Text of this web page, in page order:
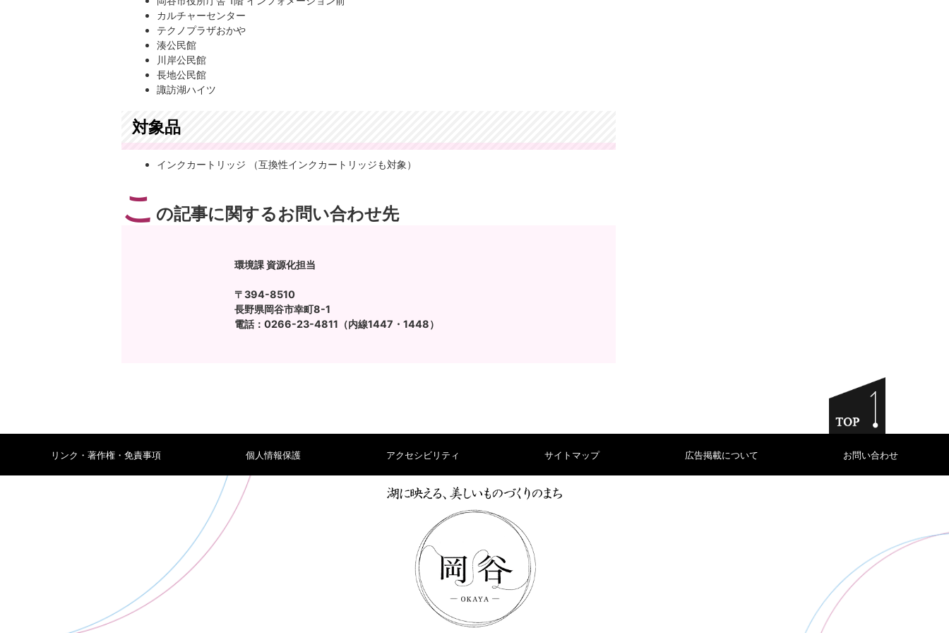
カルチャーセンター
テクノプラザおかや
湊公民館
川岸公民館
長地公民館
諏訪湖ハイツ
対象品
インクカートリッジ （互換性インクカートリッジも対象）
こ の記事に関するお問い合わせ先
環境課 資源化担当
〒394-8510
長野県岡谷市幸町8-1
電話：0266-23-4811（内線1447・1448）
リンク・著作権・免責事項 個人情報保護 アクセシビリティ サイトマップ 広告掲載について お問い合わせ